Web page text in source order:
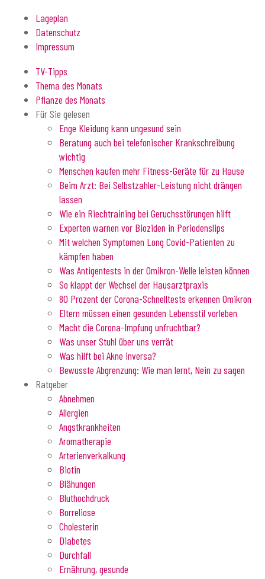
Lageplan
Datenschutz
Impressum
TV-Tipps
Thema des Monats
Pflanze des Monats
Für Sie gelesen
Enge Kleidung kann ungesund sein
Beratung auch bei telefonischer Krankschreibung
wichtig
Menschen kaufen mehr Fitness-Geräte für zu Hause
Beim Arzt: Bei Selbstzahler-Leistung nicht drängen
lassen
Wie ein Riechtraining bei Geruchsstörungen hilft
Experten warnen vor Bioziden in Periodenslips
Mit welchen Symptomen Long Covid-Patienten zu
kämpfen haben
Was Antigentests in der Omikron-Welle leisten können
So klappt der Wechsel der Hausarztpraxis
80 Prozent der Corona-Schnelltests erkennen Omikron
Eltern müssen einen gesunden Lebensstil vorleben
Macht die Corona-Impfung unfruchtbar?
Was unser Stuhl über uns verrät
Was hilft bei Akne inversa?
Bewusste Abgrenzung: Wie man lernt, Nein zu sagen
Ratgeber
Abnehmen
Allergien
Angstkrankheiten
Aromatherapie
Arterienverkalkung
Biotin
Blähungen
Bluthochdruck
Borreliose
Cholesterin
Diabetes
Durchfall
Ernährung, gesunde